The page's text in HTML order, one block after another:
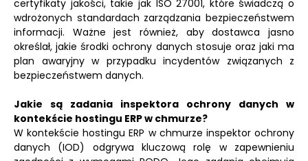
certyfikaty jakości, takie jak ISO 27001, które świadczą o
wdrożonych standardach zarządzania bezpieczeństwem
informacji. Ważne jest również, aby dostawca jasno
określał, jakie środki ochrony danych stosuje oraz jaki ma
plan awaryjny w przypadku incydentów związanych z
bezpieczeństwem danych.
Jakie są zadania inspektora ochrony danych w
kontekście hostingu ERP w chmurze?
W kontekście hostingu ERP w chmurze inspektor ochrony
danych (IOD) odgrywa kluczową rolę w zapewnieniu